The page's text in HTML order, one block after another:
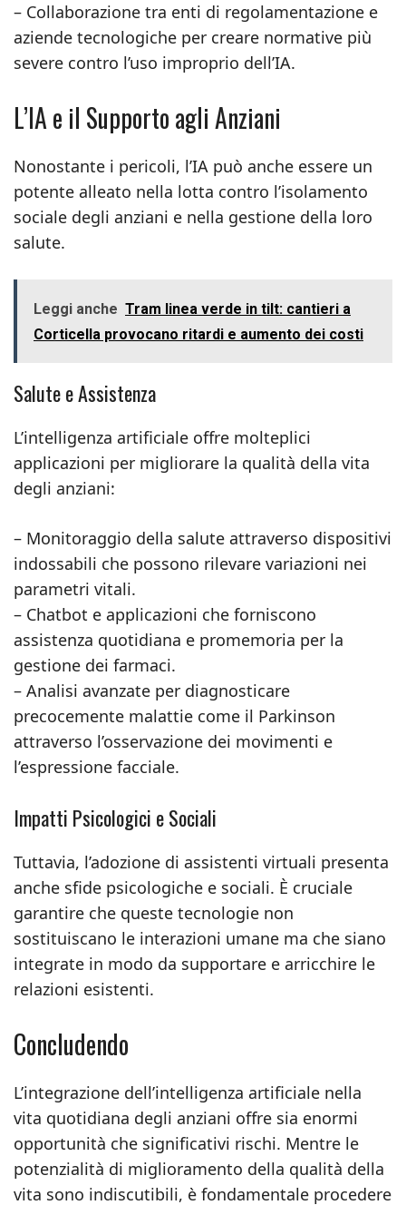
– Collaborazione tra enti di regolamentazione e
aziende tecnologiche per creare normative più
severe contro l’uso improprio dell’IA.
L’IA e il Supporto agli Anziani
Nonostante i pericoli, l’IA può anche essere un
potente alleato nella lotta contro l’isolamento
sociale degli anziani e nella gestione della loro
salute.
Leggi anche Tram linea verde in tilt: cantieri a
Corticella provocano ritardi e aumento dei costi
Salute e Assistenza
L’intelligenza artificiale offre molteplici
applicazioni per migliorare la qualità della vita
degli anziani:
– Monitoraggio della salute attraverso dispositivi
indossabili che possono rilevare variazioni nei
parametri vitali.
– Chatbot e applicazioni che forniscono
assistenza quotidiana e promemoria per la
gestione dei farmaci.
– Analisi avanzate per diagnosticare
precocemente malattie come il Parkinson
attraverso l’osservazione dei movimenti e
l’espressione facciale.
Impatti Psicologici e Sociali
Tuttavia, l’adozione di assistenti virtuali presenta
anche sfide psicologiche e sociali. È cruciale
garantire che queste tecnologie non
sostituiscano le interazioni umane ma che siano
integrate in modo da supportare e arricchire le
relazioni esistenti.
Concludendo
L’integrazione dell’intelligenza artificiale nella
vita quotidiana degli anziani offre sia enormi
opportunità che significativi rischi. Mentre le
potenzialità di miglioramento della qualità della
vita sono indiscutibili, è fondamentale procedere